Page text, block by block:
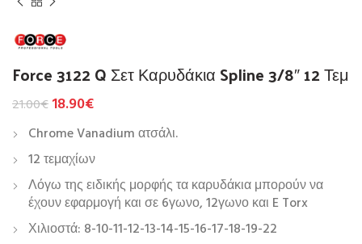
Force 3122 Q Σετ Καρυδάκια Spline 3/8″ 12 Τεμ
21.00€18.90€
Chrome Vanadium ατσάλι.
12 τεμαχίων
Λόγω της ειδικής μορφής τα καρυδάκια μπορούν να
έχουν εφαρμογή και σε 6γωνο, 12γωνο και E Torx
Χιλιοστά: 8-10-11-12-13-14-15-16-17-18-19-22